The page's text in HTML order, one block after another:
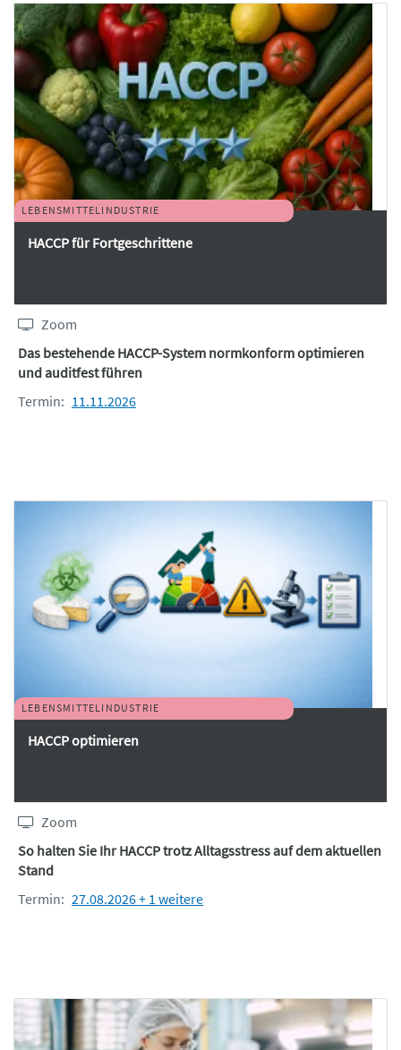
LEBENSMITTELINDUSTRIE
HACCP für Fortgeschrittene
Zoom
Das bestehende HACCP-System normkonform optimieren
und auditfest führen
Termin: 11.11.2026
LEBENSMITTELINDUSTRIE
HACCP optimieren
Zoom
So halten Sie Ihr HACCP trotz Alltagsstress auf dem aktuellen
Stand
Termin: 27.08.2026 + 1 weitere